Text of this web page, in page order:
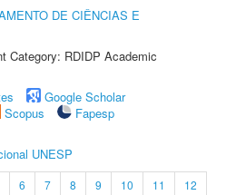
DE CIÊNCIAS E
Category: RDIDP Academic
Google Scholar
Scopus
Fapesp
UNESP
6 7 8 9 10 11
12